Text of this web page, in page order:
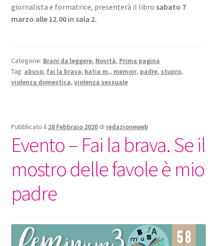
giornalista e formatrice, presenterà il libro sabato 7
marzo alle 12.00 in sala 2.
Categorie: Brani da leggere, Novità, Prima pagina
Tag: abuso, fai la brava, katia m., memoir, padre, stupro,
violenza domestica, violenza sessuale
Pubblicato il 28 Febbraio 2020 di redazioneweb
Evento – Fai la brava. Se il
mostro delle favole è mio
padre